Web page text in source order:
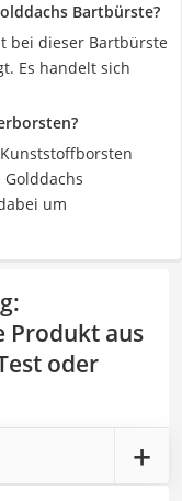
Bartbürste?
bei dieser Bartbürste
Es handelt sich
um
:
Produkt aus
oder